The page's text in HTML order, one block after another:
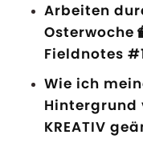
Arbeiten
Fieldnotes
Wie ich
Hintergrund
KREATIV